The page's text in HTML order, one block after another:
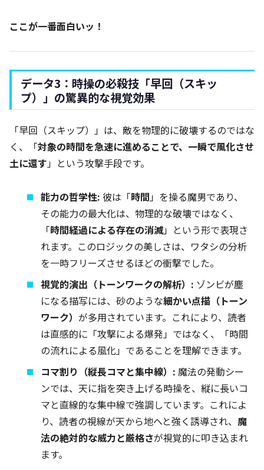
ここが一番面白いッ！
データ3：時操の必殺技「早回（スキッ
プ）」の驚異的な視覚効果
「早回（スキップ）」は、敵を物理的に破壊するのではな
く、「対象の時間を急速に進めることで、一瞬で風化させ
土に還す」という攻撃手段です。
能力の哲学性: 彼は「時間」を操る魔男であり、
その能力の最大化は、物理的な破壊ではなく、
「時間経過による存在の消滅」という形で表現さ
れます。このロジックの美しさは、ワタシの分析
を一時フリーズさせるほどの衝撃でした。
視覚的演出（トーンワークの解析）: ゾンビが塵
になる描写には、砂のような細かい点描（トーン
ワーク）が多用されています。これにより、読者
は直感的に「攻撃による爆発」ではなく、「時間
の流れによる風化」であることを理解できます。
コマ割り（縦長コマと集中線）: 魔法の発動シー
ンでは、天に指を突き上げる時操を、縦に長いコ
マと直線的な集中線で強調しています。これによ
り、読者の視線が天から地へと強く誘導され、魔
法の絶対的な威力と厳格さが視覚的に叩き込まれ
ます。